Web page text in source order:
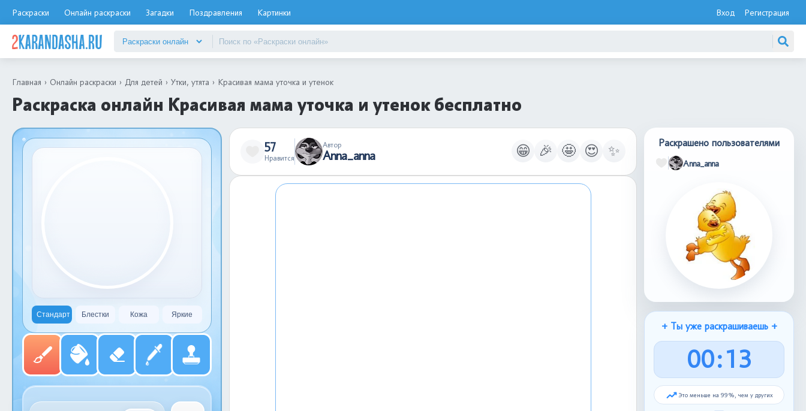
Раскраски Онлайн раскраски Загадки Поздравления Картинки Вход Регистрация
Главная Онлайн раскраски Для детей Утки, утята Красивая мама уточка и утенок
Раскраска онлайн Красивая мама уточка и утенок бесплатно
Стандарт Блестки Кожа Яркие
57
Нравится
Автор
Anna_anna 😁 🎉 🤩 😍 ✨ Раскрашено пользователями
Anna_anna
+ Ты уже раскрашиваешь +
00:14
Это меньше на 99%, чем у других